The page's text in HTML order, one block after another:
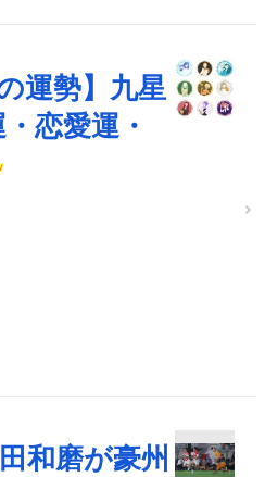
運勢】九星
恋愛運・
和磨が豪州